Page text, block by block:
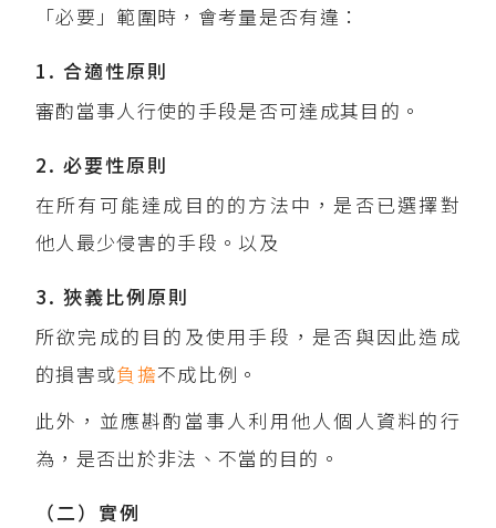
「必要」範圍時，會考量是否有違：
1. 合適性原則
審酌當事人行使的手段是否可達成其目的。
2. 必要性原則
在所有可能達成目的的方法中，是否已選擇對
他人最少侵害的手段。以及
3. 狹義比例原則
所欲完成的目的及使用手段，是否與因此造成
的損害或負擔不成比例。
此外，並應斟酌當事人利用他人個人資料的行
為，是否出於非法、不當的目的。
（二）實例